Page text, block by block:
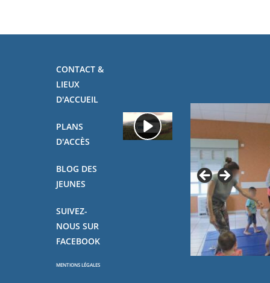
CONTACT &
LIEUX
D'ACCUEIL
PLANS
D'ACCÈS
BLOG DES
JEUNES
SUIVEZ-
NOUS SUR
FACEBOOK
MENTIONS LÉGALES